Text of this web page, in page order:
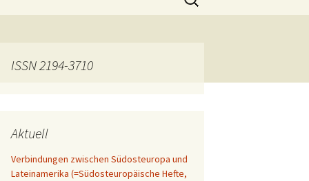
nach:
ISSN 2194-3710
Aktuell
Verbindungen zwischen Südosteuropa und
Lateinamerika (=Südosteuropäische Hefte,